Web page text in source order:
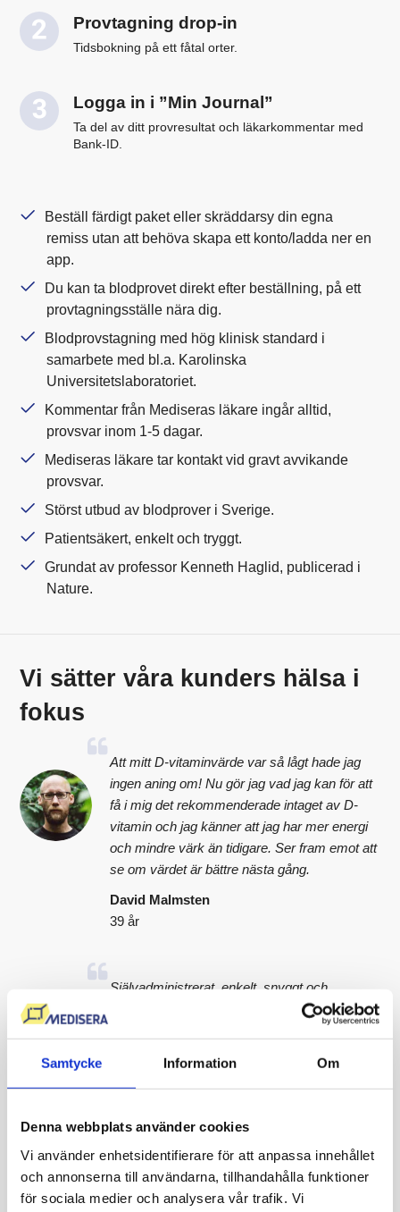
Samtycke Information Om
Denna webbplats använder cookies
Vi använder enhetsidentifierare för att anpassa innehållet
och annonserna till användarna, tillhandahålla funktioner
för sociala medier och analysera vår trafik. Vi
Provtagning drop-in
Tidsbokning på ett fåtal orter.
Logga in i ”Min Journal”
Ta del av ditt provresultat och läkarkommentar med
Bank-ID.
Beställ färdigt paket eller skräddarsy din egna
remiss utan att behöva skapa ett konto/ladda ner en
app.
Du kan ta blodprovet direkt efter beställning, på ett
provtagningsställe nära dig.
Blodprovstagning med hög klinisk standard i
samarbete med bl.a. Karolinska
Universitetslaboratoriet.
Kommentar från Mediseras läkare ingår alltid,
provsvar inom 1-5 dagar.
Mediseras läkare tar kontakt vid gravt avvikande
provsvar.
Störst utbud av blodprover i Sverige.
Patientsäkert, enkelt och tryggt.
Grundat av professor Kenneth Haglid, publicerad i
Nature.
Vi sätter våra kunders hälsa i
fokus
Att mitt D-vitaminvärde var så lågt hade jag
ingen aning om! Nu gör jag vad jag kan för att
få i mig det rekommenderade intaget av D-
vitamin och jag känner att jag har mer energi
och mindre värk än tidigare. Ser fram emot att
se om värdet är bättre nästa gång.
David Malmsten
39 år
Självadministrerat, enkelt, snyggt och
trovärdigt. Allt man behöver veta står på
sidan, varken mer eller mindre. Det var otroligt
och det kändes toppen. Det var endast ett
värde som låg precis under gränsen, det skall